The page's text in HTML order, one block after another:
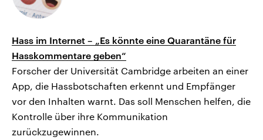
Hass im Internet – „Es könnte eine Quarantäne für
Hasskommentare geben“
Forscher der Universität Cambridge arbeiten an einer
App, die Hassbotschaften erkennt und Empfänger
vor den Inhalten warnt. Das soll Menschen helfen, die
Kontrolle über ihre Kommunikation
zurückzugewinnen.